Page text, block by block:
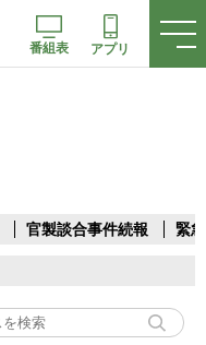
番組表 アプリ
官製談合事件続報 緊